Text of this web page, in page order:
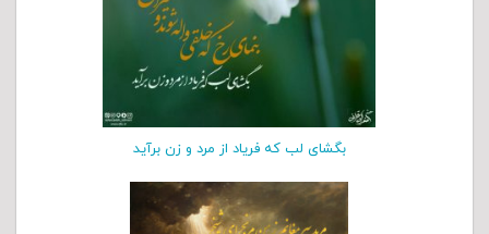
بگشای لب که فریاد از مرد و زن برآید